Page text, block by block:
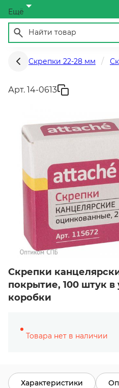
Ещё
Скрепки 22-28 мм
Арт. 14-0613
Скрепки
покрытие, 100 штук в
коробки
Товара нет в наличии
Характеристики